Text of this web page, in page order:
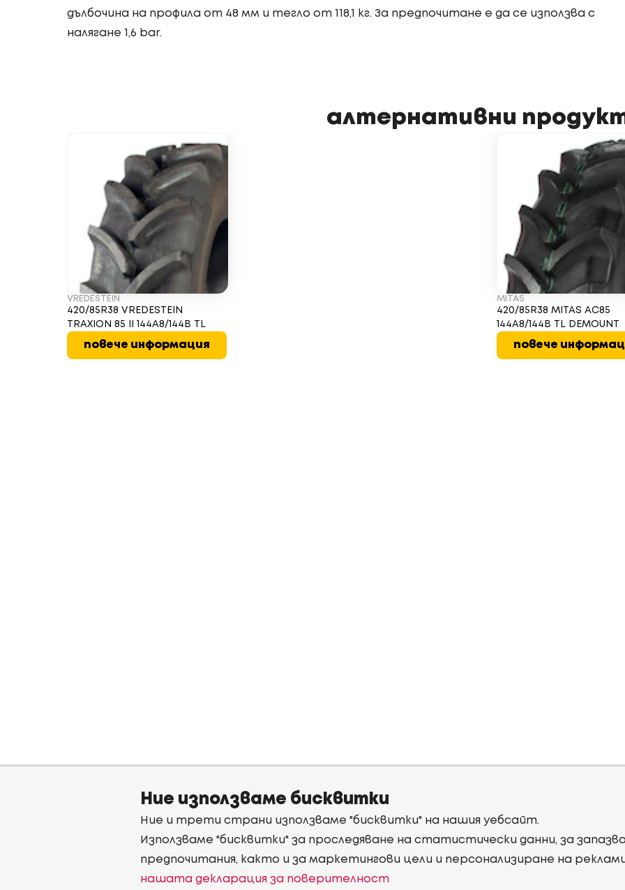
дълбочина на профила от 48 мм и тегло от 118,1 кг. За предпочитане е да се използва с
налягане 1,6 bar.
алтернативни
VREDESTEIN
420/85R38 VREDESTEIN
TRAXION 85 II 144A8/144B TL
повече информация
MITAS
420/85R38 MITAS AC85
144A8/144B TL DEMOUNT
повече
Ние използваме бисквитки
Ние и трети страни използваме "бисквитки" на нашия уебсайт.
Използваме "бисквитки" за проследяване на статистически данни, за
предпочитания, както и за маркетингови цели и персонализиране на
нашата декларация за поверителност